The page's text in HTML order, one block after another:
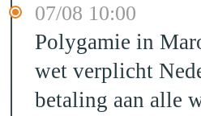
07/08 10:00
Polygamie in
wet verplicht
betaling aan alle